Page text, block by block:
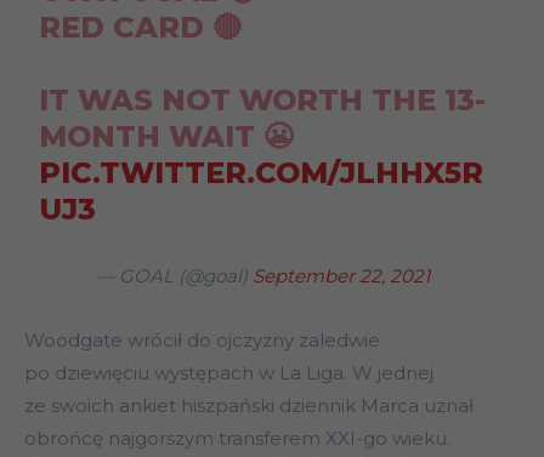
RED CARD 🔴
IT WAS NOT WORTH THE 13-
MONTH WAIT 😬
PIC.TWITTER.COM/JLHHX5R
UJ3
— GOAL (@goal) September 22, 2021
Woodgate wrócił do ojczyzny zaledwie
po dziewięciu występach w La Liga. W jednej
ze swoich ankiet hiszpański dziennik Marca uznał
obrońcę najgorszym transferem XXI-go wieku.